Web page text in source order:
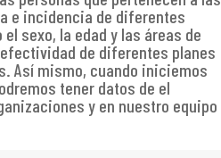
e incidencia de diferentes
sexo, la edad y las áreas de
de diferentes planes
Así mismo, cuando iniciemos
tener datos de el
y en nuestro equipo